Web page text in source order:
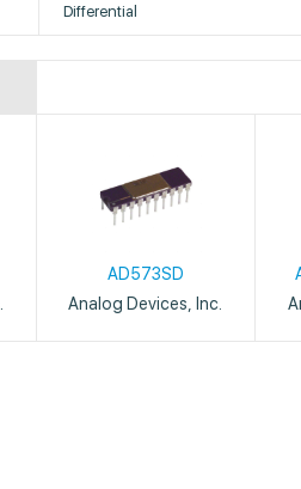
Differential
AD573SD
Analog Devices, Inc.